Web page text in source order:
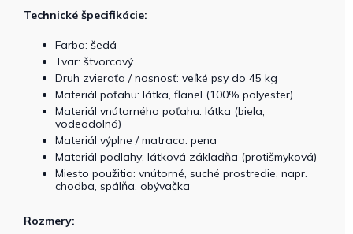
Technické špecifikácie:
Farba: šedá
Tvar: štvorcový
Druh zvieraťa / nosnosť: veľké psy do 45 kg
Materiál poťahu: látka, flanel (100% polyester)
Materiál vnútorného poťahu: látka (biela,
vodeodolná)
Materiál výplne / matraca: pena
Materiál podlahy: látková základňa (protišmyková)
Miesto použitia: vnútorné, suché prostredie, napr.
chodba, spálňa, obývačka
Rozmery: